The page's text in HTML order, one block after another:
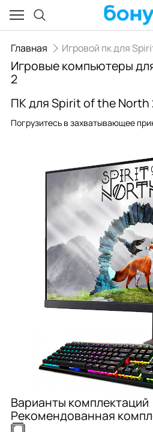
Главная Игровой пк для
Игровые компьютеры
2
ПК для Spirit of the North
Погрузитесь в захватывающее
Варианты комплектаций
Рекомендованная